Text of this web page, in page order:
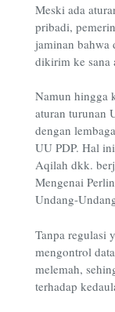
Meski ada
pribadi,
jaminan bahwa
dikirim ke sana
Namun hingga
aturan turunan
dengan
UU PDP. Hal
Aqilah dkk.
Mengenai
Undang-
Tanpa regulasi
mengontrol
melemah,
terhadap